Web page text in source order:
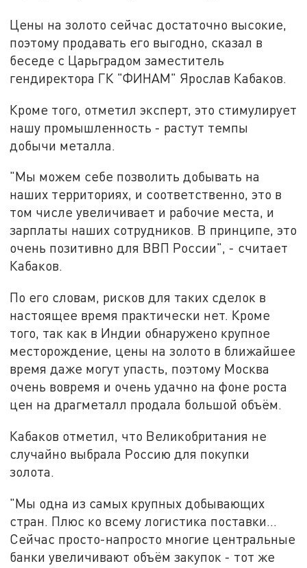
Цены на золото сейчас достаточно высокие,
поэтому продавать его выгодно, сказал в
беседе с Царьградом заместитель
гендиректора ГК "ФИНАМ" Ярослав Кабаков.
Кроме того, отметил эксперт, это стимулирует
нашу промышленность - растут темпы
добычи металла.
"Мы можем себе позволить добывать на
наших территориях, и соответственно, это в
том числе увеличивает и рабочие места, и
зарплаты наших сотрудников. В принципе, это
очень позитивно для ВВП России", - считает
Кабаков.
По его словам, рисков для таких сделок в
настоящее время практически нет. Кроме
того, так как в Индии обнаружено крупное
месторождение, цены на золото в ближайшее
время даже могут упасть, поэтому Москва
очень вовремя и очень удачно на фоне роста
цен на драгметалл продала большой объём.
Кабаков отметил, что Великобритания не
случайно выбрала Россию для покупки
золота.
"Мы одна из самых крупных добывающих
стран. Плюс ко всему логистика поставки...
Сейчас просто-напросто многие центральные
банки увеличивают объём закупок - тот же